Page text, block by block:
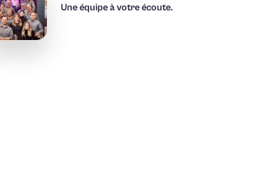
Une équipe à votre écoute.